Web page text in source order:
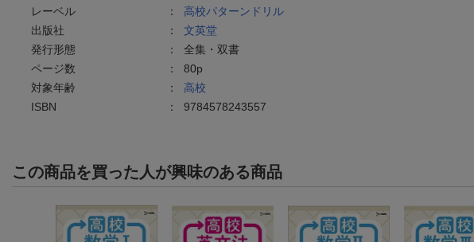
レーベル
： 高校パターンドリル
出版社
： 文英堂
発行形態
： 全集・双書
ページ数
： 80p
対象年齢
： 高校
ISBN
： 9784578243557
この商品を買った人が興味のある商品